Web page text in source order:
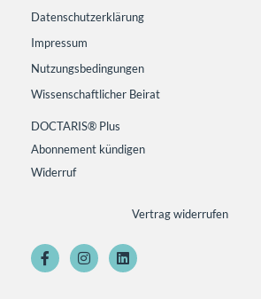
Datenschutzerklärung
Impressum
Nutzungsbedingungen
Wissenschaftlicher Beirat
DOCTARIS® Plus
Abonnement kündigen
Widerruf
Vertrag widerrufen